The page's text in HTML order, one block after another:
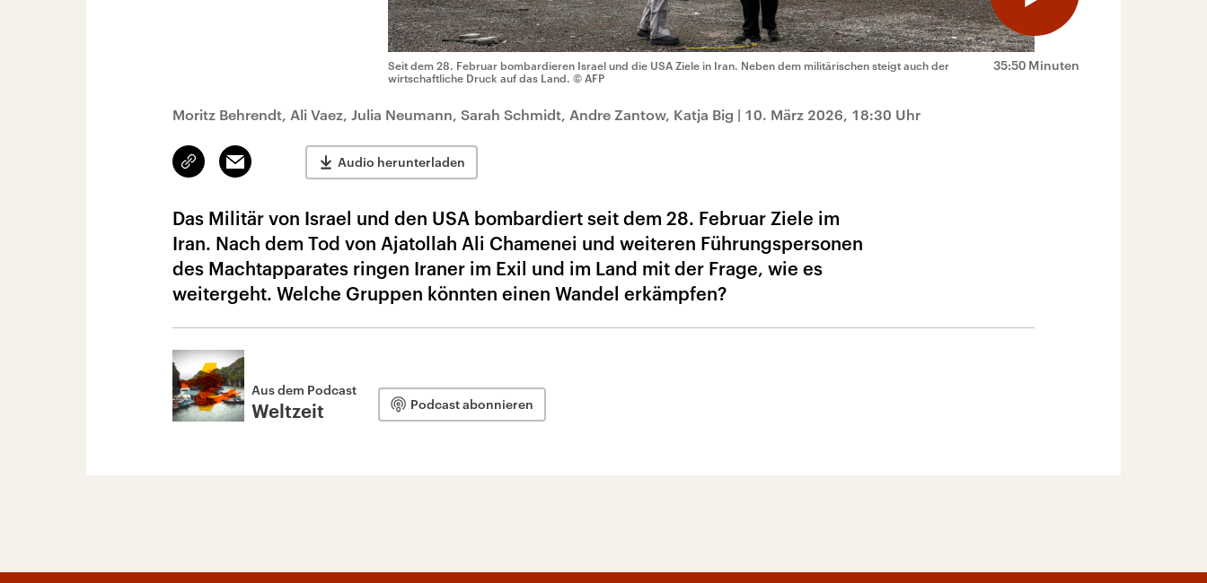
35:50 Minuten
Seit dem 28. Februar bombardieren Israel und die USA Ziele in Iran. Neben dem militärischen steigt auch der
wirtschaftliche Druck auf das Land. © AFP
Moritz Behrendt, Ali Vaez, Julia Neumann, Sarah Schmidt, Andre Zantow, Katja Big | 10. März 2026, 18:30 Uhr
Link
kopieren/teilen
Email Audio herunterladen
Das Militär von Israel und den USA bombardiert seit dem 28. Februar Ziele im
Iran. Nach dem Tod von Ajatollah Ali Chamenei und weiteren Führungspersonen
des Machtapparates ringen Iraner im Exil und im Land mit der Frage, wie es
weitergeht. Welche Gruppen könnten einen Wandel erkämpfen?
Aus dem Podcast
Weltzeit Podcast abonnieren